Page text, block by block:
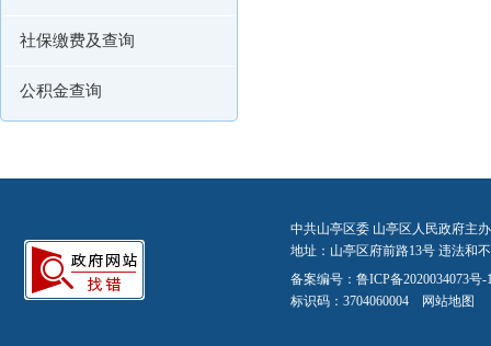
社保缴费及查询
公积金查询
中共山亭区委 山亭区人民政府主
地址：山亭区府前路13号 违法和
备案编号： 鲁ICP备2020034073号-
标识码：3704060004 网站地图